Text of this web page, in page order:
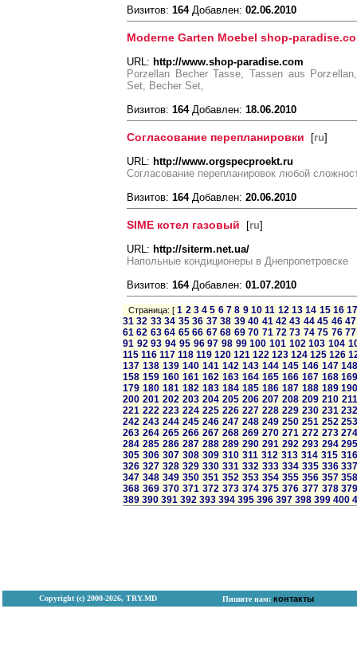
Визитов: 164Добавлен: 02.06.2010
Moderne Garten Moebel shop-
URL: http://www.shop-paradise.com
Porzellan Becher Tasse, Tassen aus
Set, Becher Set,
Визитов: 164Добавлен: 18.06.2010
Согласование перепланировки [ru]
URL: http://www.orgspecproekt.ru
Согласование перепланировок любой
Визитов: 164Добавлен: 20.06.2010
SIME котел газовый [ru]
URL: http://siterm.net.ua/
Напольные кондиционеры в Днепропетровске
Визитов: 164Добавлен: 01.07.2010
Страница: [1 2 3 4 5 6 7 8 9 10 11 12 13 14 15 16
31 32 33 34 35 36 37 38 39 40 41 42 43 44 45 46 47
61 62 63 64 65 66 67 68 69 70 71 72 73 74 75 76 77
91 92 93 94 95 96 97 98 99 100 101 102 103 104
115 116 117 118 119 120 121 122 123 124 125 126
137 138 139 140 141 142 143 144 145 146 147
158 159 160 161 162 163 164 165 166 167 168
179 180 181 182 183 184 185 186 187 188 189
200 201 202 203 204 205 206 207 208 209 210 211
221 222 223 224 225 226 227 228 229 230 231
242 243 244 245 246 247 248 249 250 251 252
263 264 265 266 267 268 269 270 271 272 273
284 285 286 287 288 289 290 291 292 293 294
305 306 307 308 309 310 311 312 313 314 315 316
326 327 328 329 330 331 332 333 334 335 336
347 348 349 350 351 352 353 354 355 356 357
368 369 370 371 372 373 374 375 376 377 378
389 390 391 392 393 394 395 396 397 398 399 400
Copyright (с) 2000-2026, TRY.MD Пишите нам: контакты